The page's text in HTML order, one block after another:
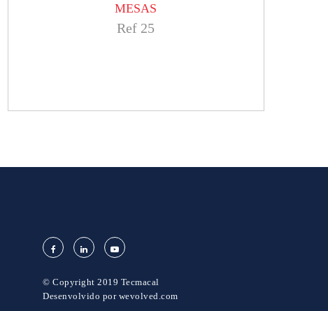
MESAS
Ref 25
© Copyright 2019 Tecmacal
Desenvolvido por wevolved.com